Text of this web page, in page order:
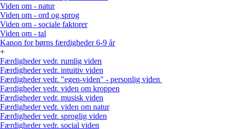
Viden om - natur
Viden om - ord og sprog
Viden om - sociale faktorer
Viden om - tal
Kanon for børns færdigheder 6-9 år
+
Færdigheder vedr. rumlig viden
Færdigheder vedr. intuitiv viden
Færdigheder vedr. "egen-viden" - personlig viden
Færdigheder vedr. viden om kroppen
Færdigheder vedr. musisk viden
Færdigheder vedr. viden om natur
Færdigheder vedr. sproglig viden
Færdigheder vedr. social viden